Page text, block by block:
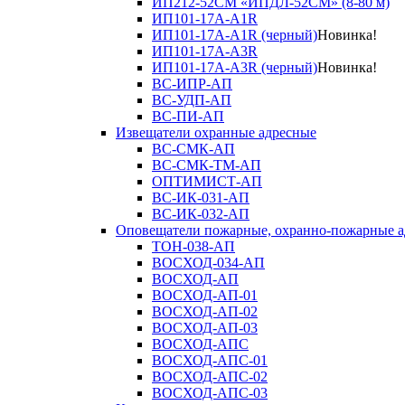
ИП101-17А-A1R
ИП101-17А-A1R (черный)Новинка!
ИП101-17А-A3R
ИП101-17А-A3R (черный)Новинка!
ВС-ИПР-АП
ВС-УДП-АП
ВС-ПИ-АП
Извещатели охранные адресные
ВС-СМК-АП
ВС-СМК-ТМ-АП
ОПТИМИСТ-АП
ВС-ИК-031-АП
ВС-ИК-032-АП
Оповещатели пожарные, охранно-пожарные
ТОН-038-АП
ВОСХОД-034-АП
ВОСХОД-АП
ВОСХОД-АП-01
ВОСХОД-АП-02
ВОСХОД-АП-03
ВОСХОД-АПС
ВОСХОД-АПС-01
ВОСХОД-АПС-02
ВОСХОД-АПС-03